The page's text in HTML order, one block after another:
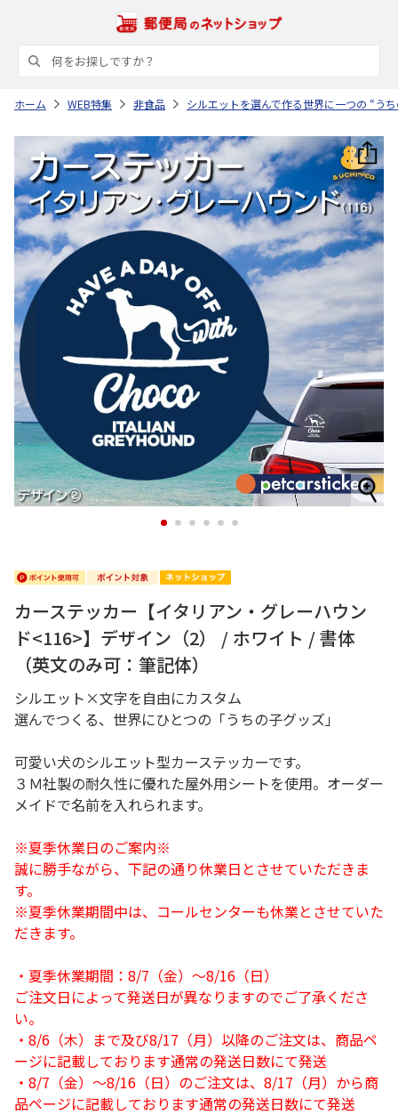
ホーム WEB特集 非食品 シルエットを選んで作る世界に一つの “う
1 2 3 4 5 6
カーステッカー【イタリアン・グレーハウン
ド<116>】デザイン（2） / ホワイト / 書体
（英文のみ可：筆記体）
シルエット×文字を自由にカスタム
選んでつくる、世界にひとつの「うちの子グッズ」
可愛い犬のシルエット型カーステッカーです。
３Ｍ社製の耐久性に優れた屋外用シートを使用。オーダー
メイドで名前を入れられます。
※夏季休業日のご案内※
誠に勝手ながら、下記の通り休業日とさせていただきま
す。
※夏季休業期間中は、コールセンターも休業とさせていた
だきます。
・夏季休業期間：8/7（金）～8/16（日）
ご注文日によって発送日が異なりますのでご了承くださ
い。
・8/6（木）まで及び8/17（月）以降のご注文は、商品ペ
ージに記載しております通常の発送日数にて発送
・8/7（金）～8/16（日）のご注文は、8/17（月）から商
品ページに記載しております通常の発送日数にて発送